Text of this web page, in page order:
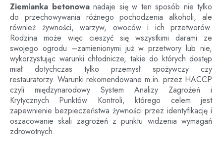
Ziemianka betonowanadaje się w ten sposób nie tylko
do przechowywania różnego pochodzenia alkoholi, ale
również żywności, warzyw, owoców i ich przetworów.
Rodzina może więc cieszyć się wszystkimi darami ze
swojego ogrodu –zamienionymi już w przetwory lub nie,
wykorzystując warunki chłodnicze, takie do których dostęp
miał dotychczas tylko przemysł spożywczy czy
restauratorzy. Warunki rekomendowane m.in. przez HACCP
czyli międzynarodowy System Analizy Zagrożeń i
Krytycznych Punktów Kontroli, którego celem jest
zapewnienie bezpieczeństwa żywności przez identyfikację i
oszacowanie skali zagrożeń z punktu widzenia wymagań
zdrowotnych.